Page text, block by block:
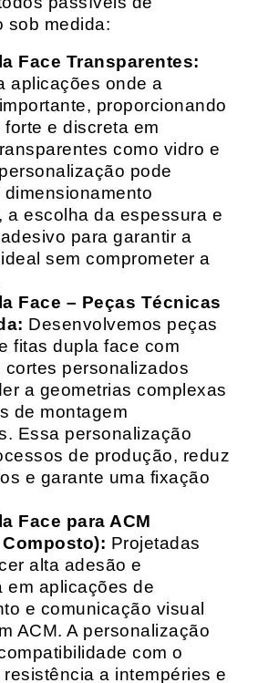
sob medida:
Face Transparentes:
aplicações onde a
proporcionando
forte e discreta em
como vidro e
pode
a escolha da espessura e
para garantir a
sem comprometer a
Face – Peças Técnicas
Desenvolvemos peças
fitas dupla face com
cortes personalizados
a geometrias complexas
de montagem
Essa personalização
de produção, reduz
e garante uma fixação
Face para ACM
Projetadas
alta adesão e
em aplicações de
e comunicação visual
ACM. A personalização
com o
resistência a intempéries e